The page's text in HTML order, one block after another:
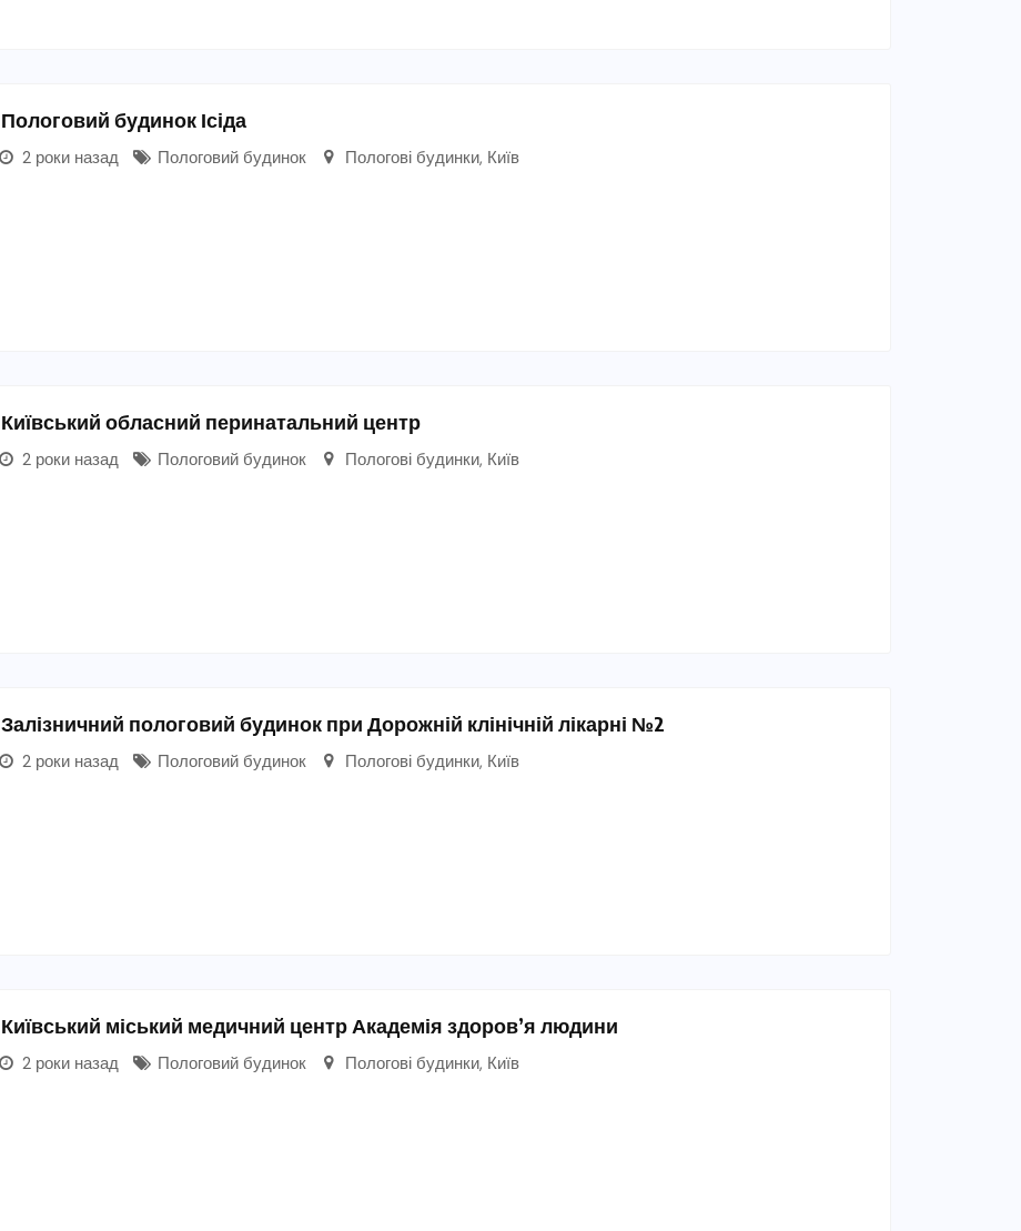
Пологовий будинок Ісіда
2 роки назад Пологовий будинок Пологові будинки, Київ
Київський обласний перинатальний центр
2 роки назад Пологовий будинок Пологові будинки, Київ
Залізничний пологовий будинок при Дорожній клінічній лікарні №2
2 роки назад Пологовий будинок Пологові будинки, Київ
Київський міський медичний центр Академія здоров’я людини
2 роки назад Пологовий будинок Пологові будинки, Київ